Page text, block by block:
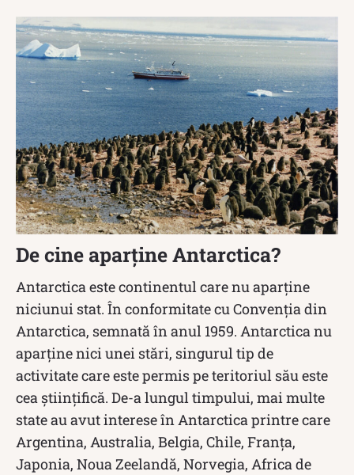
De cine aparține Antarctica?
Antarctica este continentul care nu aparține
niciunui stat. În conformitate cu Convenția din
Antarctica, semnată în anul 1959. Antarctica nu
aparține nici unei stări, singurul tip de
activitate care este permis pe teritoriul său este
cea științifică. De-a lungul timpului, mai multe
state au avut interese în Antarctica printre care
Argentina, Australia, Belgia, Chile, Franța,
Japonia, Noua Zeelandă, Norvegia, Africa de